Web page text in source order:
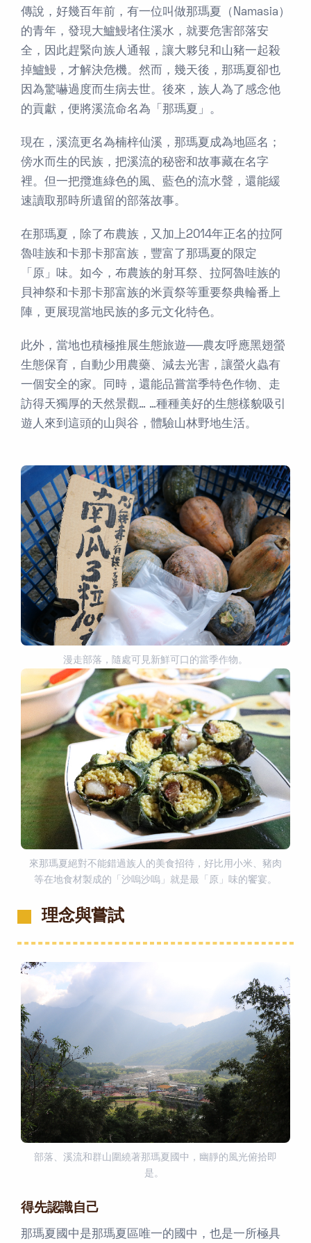
傳說，好幾百年前，有一位叫做那瑪夏（Namasia）
的青年，發現大鱸鰻堵住溪水，就要危害部落安
全，因此趕緊向族人通報，讓大夥兒和山豬一起殺
掉鱸鰻，才解決危機。然而，幾天後，那瑪夏卻也
因為驚嚇過度而生病去世。後來，族人為了感念他
的貢獻，便將溪流命名為「那瑪夏」。
現在，溪流更名為楠梓仙溪，那瑪夏成為地區名；
傍水而生的民族，把溪流的秘密和故事藏在名字
裡。但一把攬進綠色的風、藍色的流水聲，還能緩
速讀取那時所遺留的部落故事。
在那瑪夏，除了布農族，又加上2014年正名的拉阿
魯哇族和卡那卡那富族，豐富了那瑪夏的限定
「原」味。如今，布農族的射耳祭、拉阿魯哇族的
貝神祭和卡那卡那富族的米貢祭等重要祭典輪番上
陣，更展現當地民族的多元文化特色。
此外，當地也積極推展生態旅遊──農友呼應黑翅螢
生態保育，自動少用農藥、減去光害，讓螢火蟲有
一個安全的家。同時，還能品嘗當季特色作物、走
訪得天獨厚的天然景觀… …種種美好的生態樣貌吸引
遊人來到這頭的山與谷，體驗山林野地生活。
漫走部落，隨處可見新鮮可口的當季作物。
來那瑪夏絕對不能錯過族人的美食招待，好比用小米、豬肉
等在地食材製成的「沙嗚沙嗚」就是最「原」味的饗宴。
理念與嘗試
部落、溪流和群山圍繞著那瑪夏國中，幽靜的風光俯拾即
是。
得先認識自己
那瑪夏國中是那瑪夏區唯一的國中，也是一所極具